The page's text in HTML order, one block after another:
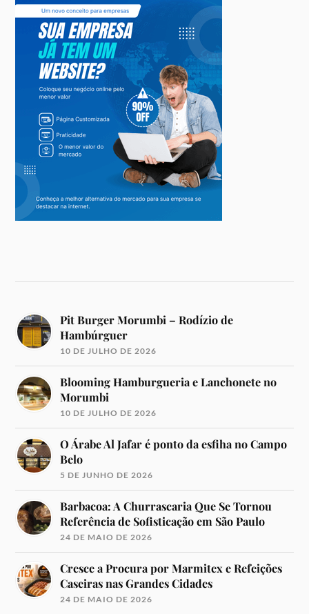
Pit Burger Morumbi – Rodízio de
Hambúrguer
10 DE JULHO DE 2026
Blooming Hamburgueria e Lanchonete no
Morumbi
10 DE JULHO DE 2026
O Árabe Al Jafar é ponto da esfiha no Campo
Belo
5 DE JUNHO DE 2026
Barbacoa: A Churrascaria Que Se Tornou
Referência de Sofisticação em São Paulo
24 DE MAIO DE 2026
Cresce a Procura por Marmitex e Refeições
Caseiras nas Grandes Cidades
24 DE MAIO DE 2026